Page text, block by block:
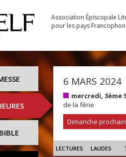
Association Épiscopale
pour les pays
6 MARS 2024
mercredi, 3ème
de la férie
Dimanche prochain
LECTURES LAUDES